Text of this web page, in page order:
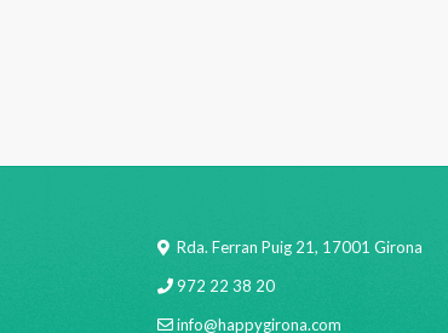
Rda. Ferran Puig 21, 17001 Girona
972 22 38 20
info@happygirona.com